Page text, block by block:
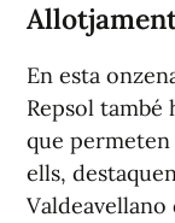
En esta
Repsol també
que
ells,
Valdeavellano